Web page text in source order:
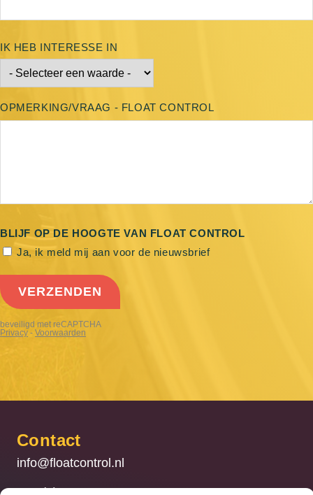
Contact
info@floatcontrol.nl
+31 (0) 186 – 741740